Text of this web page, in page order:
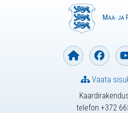
telefon +372
Vaata